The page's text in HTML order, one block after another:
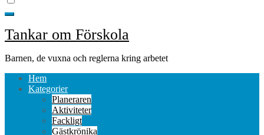
Tankar om Förskola
Barnen, de vuxna och reglerna kring arbetet
Hem
Kategorier
Planeraren
Aktiviteter
Fackligt
Gästkrönika